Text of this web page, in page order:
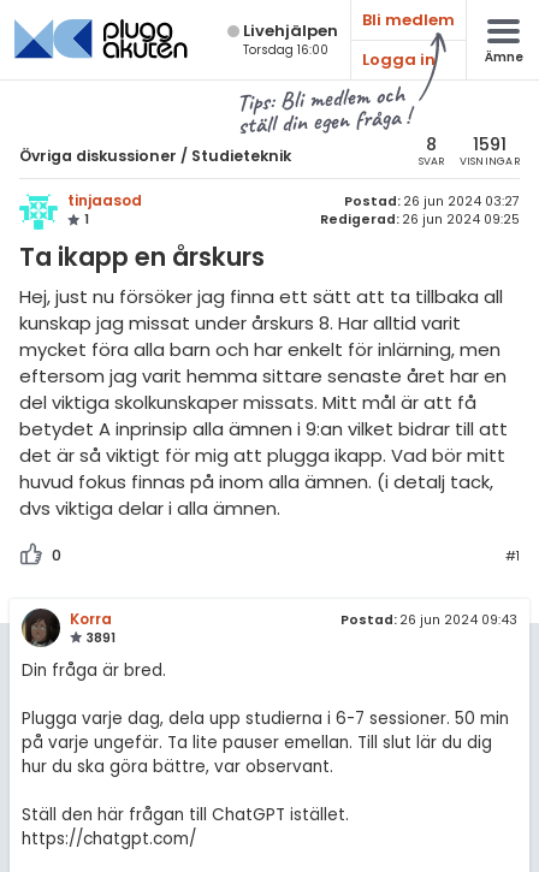
Live­hjälpen
Torsdag 16:00
Bli medlem
Logga in
Ämne
Tips: Bli medlem och
ställ din egen fråga !
Övriga diskussioner / Studieteknik 8
SVAR
1591
VISNINGAR
tinjaasod
1
Postad: 26 jun 2024 03:27
Redigerad: 26 jun 2024 09:25
Ta ikapp en årskurs
Hej, just nu försöker jag finna ett sätt att ta tillbaka all
kunskap jag missat under årskurs 8. Har alltid varit
mycket föra alla barn och har enkelt för inlärning, men
eftersom jag varit hemma sittare senaste året har en
del viktiga skolkunskaper missats. Mitt mål är att få
betydet A inprinsip alla ämnen i 9:an vilket bidrar till att
det är så viktigt för mig att plugga ikapp. Vad bör mitt
huvud fokus finnas på inom alla ämnen. (i detalj tack,
dvs viktiga delar i alla ämnen.
0 #1
Korra
3891
Postad: 26 jun 2024 09:43
Din fråga är bred.
Plugga varje dag, dela upp studierna i 6-7 sessioner. 50 min
på varje ungefär. Ta lite pauser emellan. Till slut lär du dig
hur du ska göra bättre, var observant.
Ställ den här frågan till ChatGPT istället.
https://chatgpt.com/
& Bygg
språk
ämnen
Alla ämnen
Övriga diskussioner
Alla trådar
Om skolan
Studieteknik
Allmänna diskussioner
Livehjälpen
Topplistor
13 inloggade
Allmänna villkor
Cookie-inställningar